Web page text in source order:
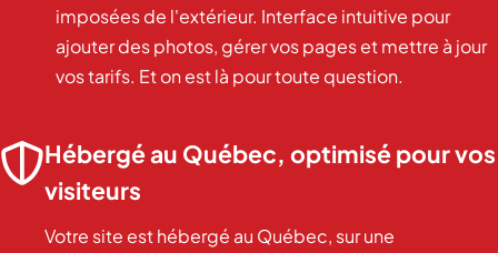
imposées de l'extérieur. Interface intuitive pour
ajouter des photos, gérer vos pages et mettre à jour
vos tarifs. Et on est là pour toute question.
Hébergé au Québec, optimisé pour vos
visiteurs
Votre site est hébergé au Québec, sur une